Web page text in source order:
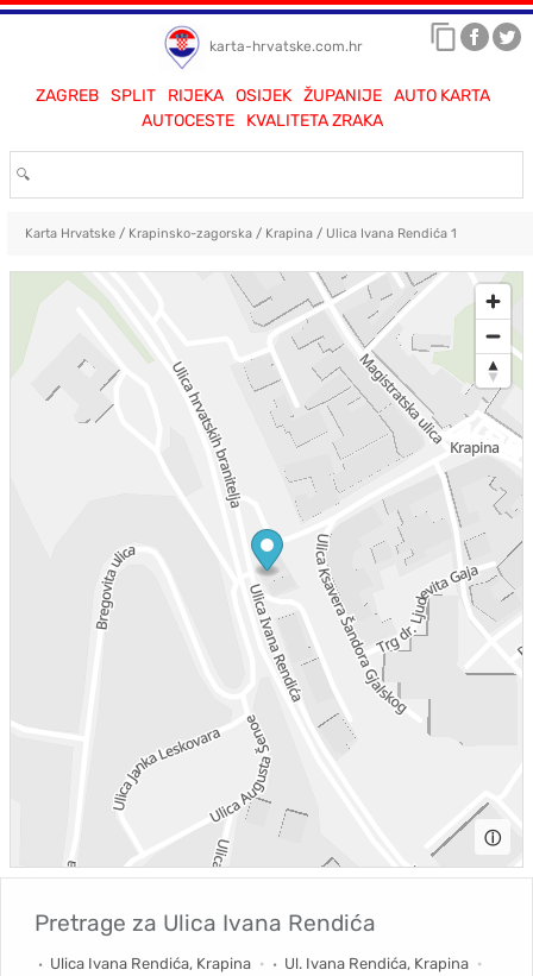
karta-hrvatske.com.hr
ZAGREB SPLIT RIJEKA OSIJEK ŽUPANIJE
AUTO KARTA
AUTOCESTE
KVALITETA ZRAKA
Karta Hrvatske/ Krapinsko-zagorska/ Krapina/ Ulica Ivana Rendića 1
ⓘ
Pretrage za Ulica Ivana Rendića
Ulica Ivana Rendića, Krapina
Ul. Ivana Rendića, Krapina